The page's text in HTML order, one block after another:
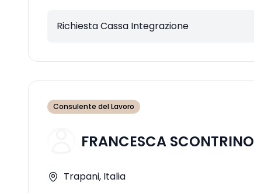
Richiesta Cassa Integrazione
Consulente del Lavoro
FRANCESCA SCONTRINO
Trapani, Italia